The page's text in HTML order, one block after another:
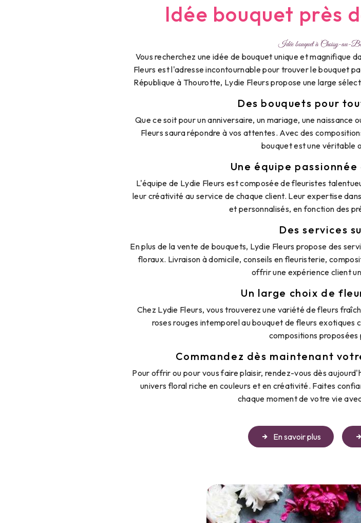
Idée bouquet près
Idée bouquet à Choisy-au-
Vous recherchez une idée de bouquet unique et magnifique
Fleurs est l'adresse incontournable pour trouver le bouquet
République à Thourotte, Lydie Fleurs propose une large
Des bouquets pour
Que ce soit pour un anniversaire, un mariage, une
Fleurs saura répondre à vos attentes. Avec des
bouquet est une véritable
Une équipe
L'équipe de Lydie Fleurs est composée de fleuristes
leur créativité au service de chaque client. Leur expertise
et personnalisés, en fonction des
Des services
En plus de la vente de bouquets, Lydie Fleurs propose des
floraux. Livraison à domicile, conseils en fleuristerie,
offrir une expérience client
Un large choix de
Chez Lydie Fleurs, vous trouverez une variété de fleurs
roses rouges intemporel au bouquet de fleurs exotiques
compositions proposées
Commandez dès maintenant
Pour offrir ou pour vous faire plaisir, rendez-vous dès
univers floral riche en couleurs et en créativité. Faites
chaque moment de votre vie
En savoir plus